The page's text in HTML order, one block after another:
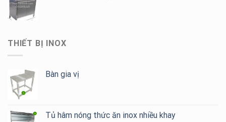
THIẾT BỊ INOX
Bàn gia vị
Tủ hâm nóng thức ăn inox nhiều khay